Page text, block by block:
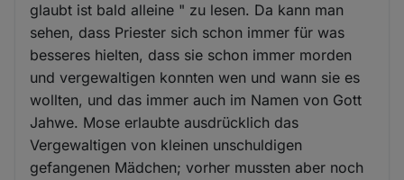
glaubt ist bald alleine " zu lesen. Da kann man
sehen, dass Priester sich schon immer für was
besseres hielten, dass sie schon immer morden
und vergewaltigen konnten wen und wann sie es
wollten, und das immer auch im Namen von Gott
Jahwe. Mose erlaubte ausdrücklich das
Vergewaltigen von kleinen unschuldigen
gefangenen Mädchen; vorher mussten aber noch